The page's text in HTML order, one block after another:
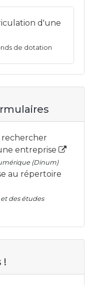
d'une
de dotation
rechercher
entreprise
(Dinum)
au répertoire
des études
!